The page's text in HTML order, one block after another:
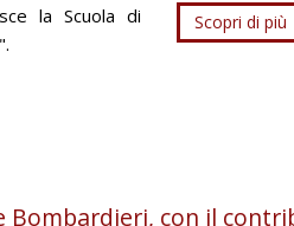
la Scuola di
Scopri di più
con il